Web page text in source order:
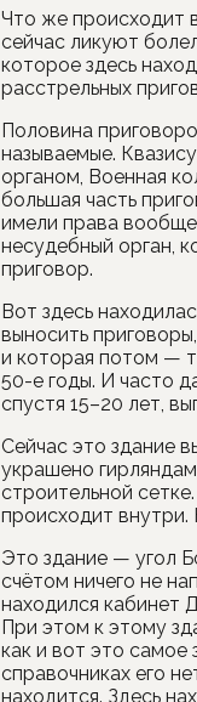
Что же происходит
сейчас ликуют
которое здесь
расстрельных
Половина
называемые.
органом, Военная
большая часть
имели права
несудебный орган,
приговор.
Вот здесь
выносить
и которая потом —
50-е годы. И часто
спустя 15–20 лет,
Сейчас это здание
украшено
строительной
происходит внутри.
Это здание — угол
счётом ничего не
находился кабинет
При этом к этому
как и вот это самое
справочниках его
находится. Здесь